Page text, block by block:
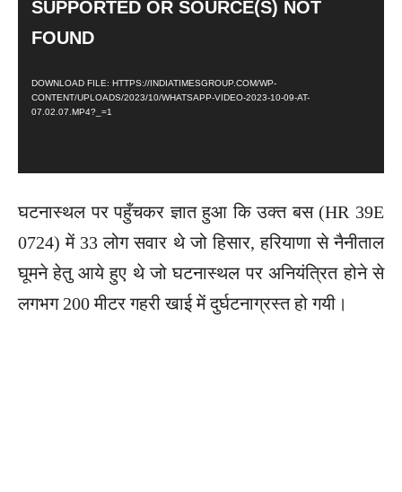
R
SUPPORTED OR SOURCE(S) NOT
FOUND
DOWNLOAD FILE: HTTPS://INDIATIMESGROUP.COM/WP-
CONTENT/UPLOADS/2023/10/WHATSAPP-VIDEO-2023-10-09-AT-
07.02.07.MP4?_=1
घटनास्थल पर पहुँचकर ज्ञात हुआ कि उक्त बस (HR 39E
0724) में 33 लोग सवार थे जो हिसार, हरियाणा से नैनीताल
घूमने हेतु आये हुए थे जो घटनास्थल पर अनियंत्रित होने से
लगभग 200 मीटर गहरी खाई में दुर्घटनाग्रस्त हो गयी।